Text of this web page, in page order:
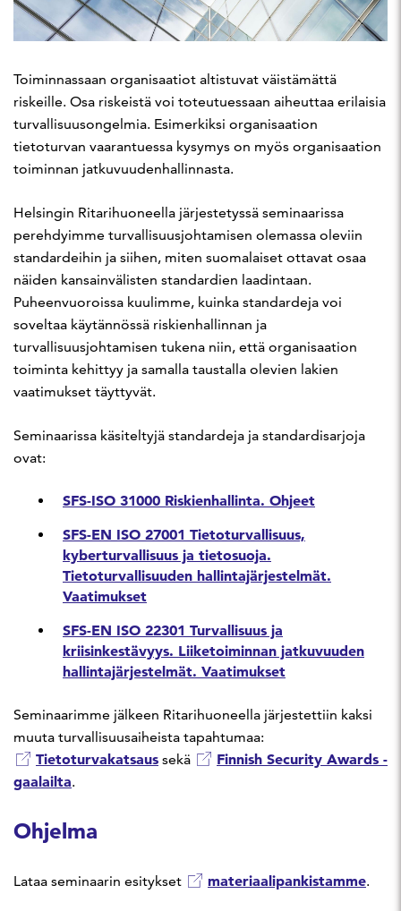
Toiminnassaan organisaatiot altistuvat väistämättä
riskeille. Osa riskeistä voi toteutuessaan aiheuttaa erilaisia
turvallisuusongelmia. Esimerkiksi organisaation
tietoturvan vaarantuessa kysymys on myös organisaation
toiminnan jatkuvuudenhallinnasta.
Helsingin Ritarihuoneella järjestetyssä seminaarissa
perehdyimme turvallisuusjohtamisen olemassa oleviin
standardeihin ja siihen, miten suomalaiset ottavat osaa
näiden kansainvälisten standardien laadintaan.
Puheenvuoroissa kuulimme, kuinka standardeja voi
soveltaa käytännössä riskienhallinnan ja
turvallisuusjohtamisen tukena niin, että organisaation
toiminta kehittyy ja samalla taustalla olevien lakien
vaatimukset täyttyvät.
Seminaarissa käsiteltyjä standardeja ja standardisarjoja
ovat:
SFS-ISO 31000 Riskienhallinta. Ohjeet
SFS-EN ISO 27001 Tietoturvallisuus,
kyberturvallisuus ja tietosuoja.
Tietoturvallisuuden hallintajärjestelmät.
Vaatimukset
SFS-EN ISO 22301 Turvallisuus ja
kriisinkestävyys. Liiketoiminnan jatkuvuuden
hallintajärjestelmät. Vaatimukset
Seminaarimme jälkeen Ritarihuoneella järjestettiin kaksi
muuta turvallisuusaiheista tapahtumaa:
Tietoturvakatsaus sekä
Finnish Security Awards -
gaalailta.
Ohjelma
Lataa seminaarin esitykset materiaalipankistamme.